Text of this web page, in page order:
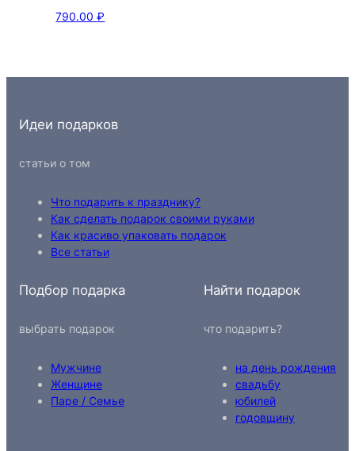
790.00₽
Идеи подарков
статьи о том
Что подарить к празднику?
Как сделать подарок своими руками
Как красиво упаковать подарок
Все статьи
Подбор подарка
выбрать подарок
Мужчине
Женщине
Паре / Семье
Найти подарок
что подарить?
на день рождения
свадьбу
юбилей
годовщину